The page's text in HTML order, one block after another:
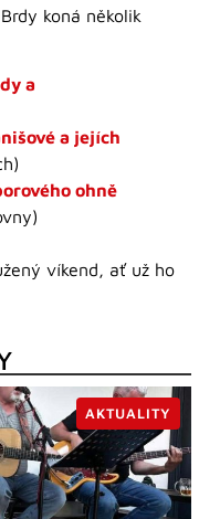
koná několik
a
a jejích
ohně
víkend, ať už ho
AKTUALITY